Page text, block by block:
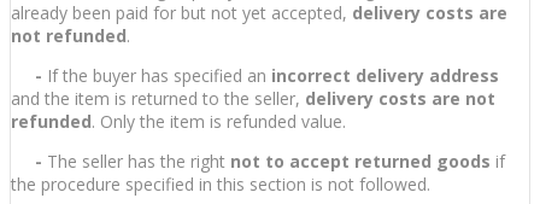
already been paid for but not yet accepted, delivery costs are
not refunded.
- If the buyer has specified an incorrect delivery address
and the item is returned to the seller, delivery costs are not
refunded. Only the item is refunded value.
- The seller has the right not to accept returned goods if
the procedure specified in this section is not followed.